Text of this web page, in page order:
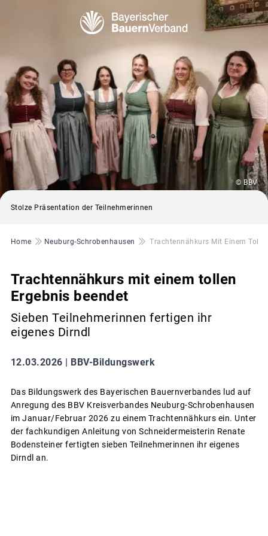
© BBV
Stolze Präsentation der Teilnehmerinnen
Pfadnavigation
Home Neuburg-Schrobenhausen Trachtennähkurs Mit Einem
Trachtennähkurs mit einem tollen
Ergebnis beendet
Sieben Teilnehmerinnen fertigen ihr
eigenes Dirndl
12.03.2026 | BBV-Bildungswerk
Das Bildungswerk des Bayerischen Bauernverbandes lud auf
Anregung des BBV Kreisverbandes Neuburg-Schrobenhausen
im Januar/Februar 2026 zu einem Trachtennähkurs ein. Unter
der fachkundigen Anleitung von Schneidermeisterin Renate
Bodensteiner fertigten sieben Teilnehmerinnen ihr eigenes
Dirndl an.